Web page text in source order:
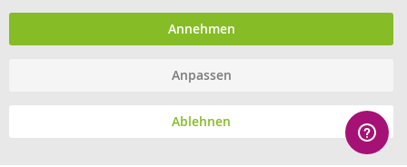
und Information.
© eHygiene 2026 - All rights reserved.
Annehmen
Anpassen
Ablehnen